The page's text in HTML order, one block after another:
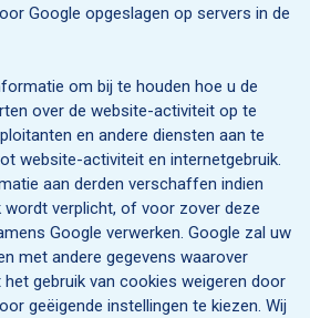
Google opgeslagen op servers in de
om bij te houden hoe u de
over de website-activiteit op te
en andere diensten aan te
website-activiteit en internetgebruik.
aan derden verschaffen indien
verplicht, of voor zover deze
Google verwerken. Google zal uw
met andere gegevens waarover
het gebruik van cookies weigeren door
geëigende instellingen te kiezen. Wij